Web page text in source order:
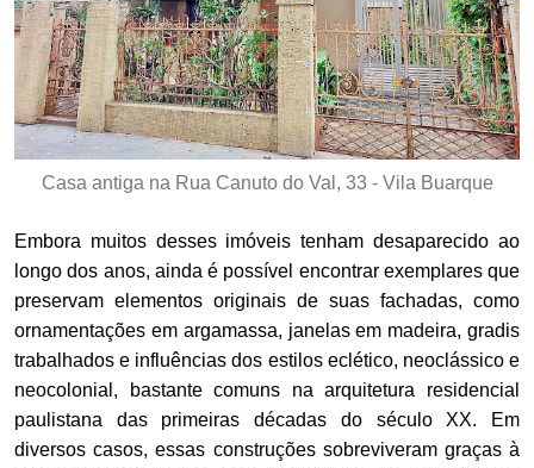
Casa antiga na Rua Canuto do Val, 33 - Vila Buarque
Embora muitos desses imóveis tenham desaparecido ao
longo dos anos, ainda é possível encontrar exemplares que
preservam elementos originais de suas fachadas, como
ornamentações em argamassa, janelas em madeira, gradis
trabalhados e influências dos estilos eclético, neoclássico e
neocolonial, bastante comuns na arquitetura residencial
paulistana das primeiras décadas do século XX. Em
diversos casos, essas construções sobreviveram graças à